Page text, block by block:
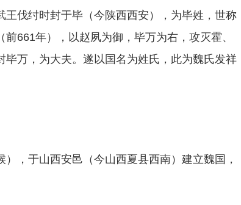
王伐纣时封于毕（今陕西西安），为毕姓，世称
661年），以赵夙为御，毕万为右，攻灭霍、
万，为大夫。遂以国名为姓氏，此为魏氏发祥
，于山西安邑（今山西夏县西南）建立魏国，